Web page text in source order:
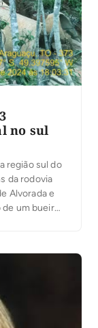
no sul
região sul do
da rodovia
Alvorada e
um bueiro